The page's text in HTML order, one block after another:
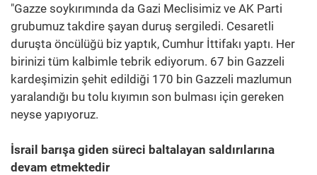
"Gazze soykırımında da Gazi Meclisimiz ve AK Parti
grubumuz takdire şayan duruş sergiledi. Cesaretli
duruşta öncülüğü biz yaptık, Cumhur İttifakı yaptı. Her
birinizi tüm kalbimle tebrik ediyorum. 67 bin Gazzeli
kardeşimizin şehit edildiği 170 bin Gazzeli mazlumun
yaralandığı bu tolu kıyımın son bulması için gereken
neyse yapıyoruz.
İsrail barışa giden süreci baltalayan saldırılarına
devam etmektedir